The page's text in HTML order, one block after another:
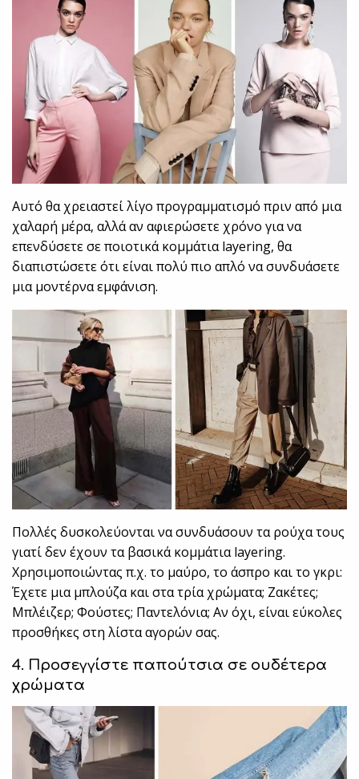
Αυτό θα χρειαστεί λίγο προγραμματισμό πριν από μια
χαλαρή μέρα, αλλά αν αφιερώσετε χρόνο για να
επενδύσετε σε ποιοτικά κομμάτια layering, θα
διαπιστώσετε ότι είναι πολύ πιο απλό να συνδυάσετε
μια μοντέρνα εμφάνιση.
Πολλές δυσκολεύονται να συνδυάσουν τα ρούχα τους
γιατί δεν έχουν τα βασικά κομμάτια layering.
Χρησιμοποιώντας π.χ. το μαύρο, το άσπρο και το γκρι:
Έχετε μια μπλούζα και στα τρία χρώματα; Ζακέτες;
Μπλέιζερ; Φούστες; Παντελόνια; Αν όχι, είναι εύκολες
προσθήκες στη λίστα αγορών σας.
4. Προσεγγίστε παπούτσια σε ουδέτερα
χρώματα